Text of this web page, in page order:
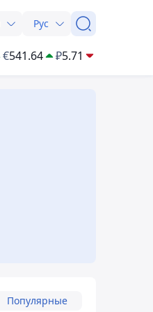
Рус
€541.64 ₽5.71
Популярные